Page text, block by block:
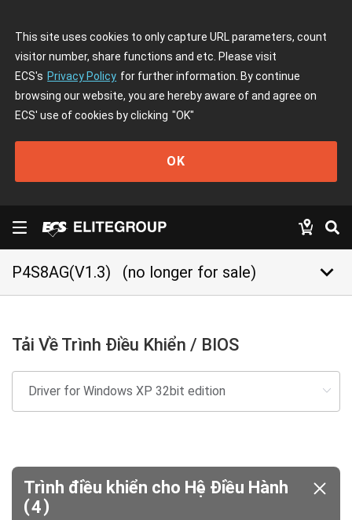
This site uses cookies to only capture URL parameters, count
visitor number, share functions and etc. Please visit
ECS's Privacy Policy for further information. By continue
browsing our website, you are hereby aware of and agree on
ECS' use of cookies by clicking "OK"
OK
P4S8AG(V1.3) (no longer for sale) keyboard_arrow_down
Tải Về Trình Điều Khiển / BIOS
Trình điều khiển cho Hệ Điều Hành
(4)